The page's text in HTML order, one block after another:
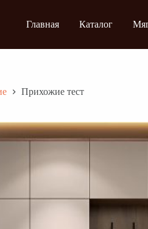
Главная Каталог
Прихожие тест